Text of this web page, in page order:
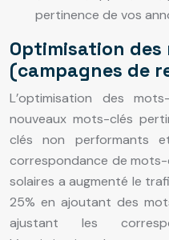
pertinence de vos
Optimisation
(campagnes de
L’optimisation des
nouveaux mots-clés
clés non performants
correspondance de
solaires a augmenté le
25% en ajoutant des
ajustant les